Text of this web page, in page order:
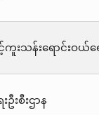
င့်ကူးသန်းရောင်းဝယ်ရ
းစီးဌာန